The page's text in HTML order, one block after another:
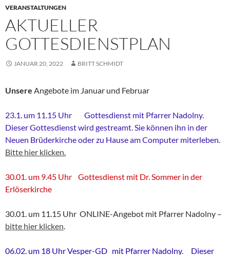
VERANSTALTUNGEN
AKTUELLER
GOTTESDIENSTPLAN
JANUAR 20, 2022 BRITT SCHMIDT
Unsere Angebote im Januar und Februar
23.1. um 11.15 Uhr Gottesdienst mit Pfarrer Nadolny.
Dieser Gottesdienst wird gestreamt. Sie können ihn in der
Neuen Brüderkirche oder zu Hause am Computer miterleben.
Bitte hier klicken.
30.01. um 9.45 Uhr Gottesdienst mit Dr. Sommer in der
Erlöserkirche
30.01. um 11.15 Uhr ONLINE-Angebot mit Pfarrer Nadolny –
bitte hier klicken.
06.02. um 18 Uhr Vesper-GD mit Pfarrer Nadolny. Dieser